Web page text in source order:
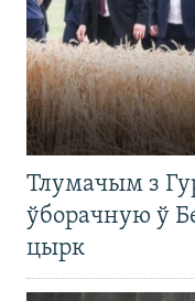
Тлумачым з
ўборачную ў
цырк